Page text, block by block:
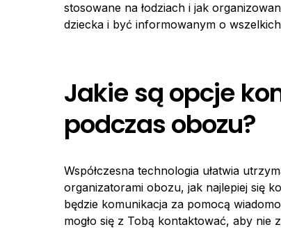
stosowane na łodziach i jak
dziecka i być informowanym o
Jakie są opcje
podczas obozu?
Współczesna technologia ułatwia
organizatorami obozu, jak najlepiej się
będzie komunikacja za pomocą
mogło się z Tobą kontaktować, aby nie